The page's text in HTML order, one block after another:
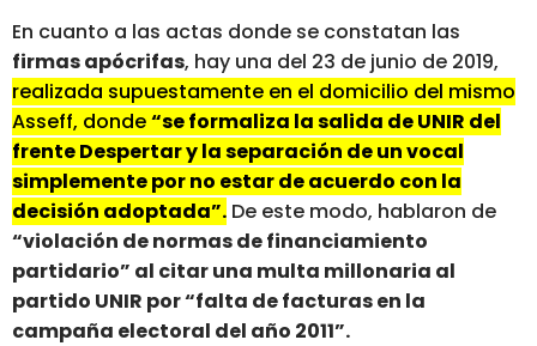
En cuanto a las actas donde se constatan las
firmas apócrifas, hay una del 23 de junio de 2019,
realizada supuestamente en el domicilio del mismo
Asseff, donde“se formaliza la salida de UNIR del
frente Despertar y la separación de un vocal
simplemente por no estar de acuerdo con la
decisión adoptada”. De este modo, hablaron de
“violación de normas de financiamiento
partidario” al citar una multa millonaria al
partido UNIR por “falta de facturas en la
campaña electoral del año 2011”.